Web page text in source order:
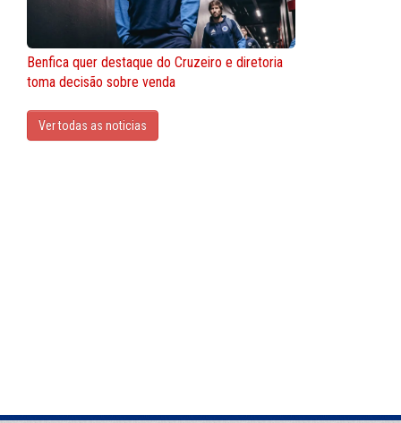
Benfica quer destaque do Cruzeiro e diretoria
toma decisão sobre venda
Ver todas as noticias